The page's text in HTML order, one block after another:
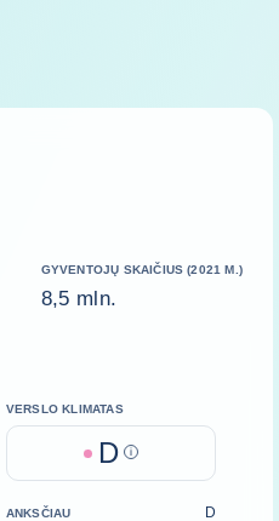
GYVENTOJŲ SKAIČIUS (2021 M.)
8,5 mln.
VERSLO KLIMATAS
D Help
ANKSČIAU D